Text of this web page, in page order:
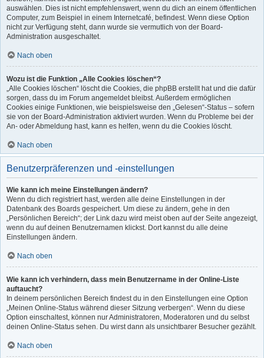
auswählen. Dies ist nicht empfehlenswert, wenn du dich an einem öffentlichen
Computer, zum Beispiel in einem Internetcafé, befindest. Wenn diese Option
nicht zur Verfügung steht, dann wurde sie vermutlich von der Board-
Administration ausgeschaltet.
Nach oben
Wozu ist die Funktion „Alle Cookies löschen“?
„Alle Cookies löschen“ löscht die Cookies, die phpBB erstellt hat und die dafür
sorgen, dass du im Forum angemeldet bleibst. Außerdem ermöglichen
Cookies einige Funktionen, wie beispielsweise den „Gelesen“-Status – sofern
sie von der Board-Administration aktiviert wurden. Wenn du Probleme bei der
An- oder Abmeldung hast, kann es helfen, wenn du die Cookies löscht.
Nach oben
Benutzerpräferenzen und -einstellungen
Wie kann ich meine Einstellungen ändern?
Wenn du dich registriert hast, werden alle deine Einstellungen in der
Datenbank des Boards gespeichert. Um diese zu ändern, gehe in den
„Persönlichen Bereich“; der Link dazu wird meist oben auf der Seite angezeigt,
wenn du auf deinen Benutzernamen klickst. Dort kannst du alle deine
Einstellungen ändern.
Nach oben
Wie kann ich verhindern, dass mein Benutzername in der Online-Liste
auftaucht?
In deinem persönlichen Bereich findest du in den Einstellungen eine Option
„Meinen Online-Status während dieser Sitzung verbergen“. Wenn du diese
Option einschaltest, können nur Administratoren, Moderatoren und du selbst
deinen Online-Status sehen. Du wirst dann als unsichtbarer Besucher gezählt.
Nach oben